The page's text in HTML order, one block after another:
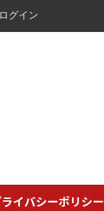
グイン
イバシーポリシー